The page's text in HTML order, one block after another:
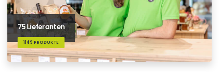
75 Lieferanten
1149 PRODUKTE